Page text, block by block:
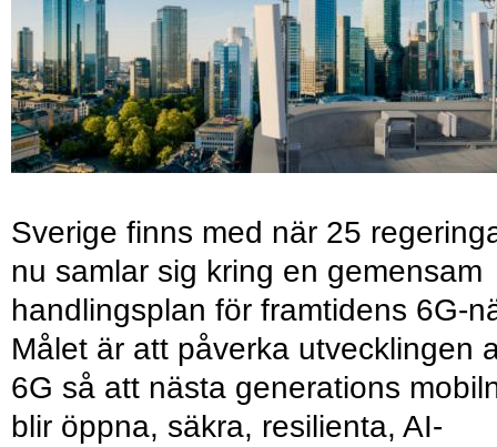
Sverige finns med när 25
nu samlar sig kring en gemensam
handlingsplan för framtidens 6G-
Målet är att påverka utvecklingen
6G så att nästa generations
blir öppna, säkra, resilienta, AI-